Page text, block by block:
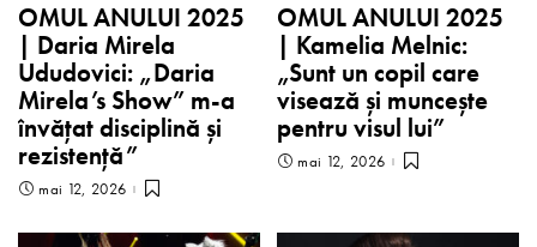
OMUL ANULUI 2025
| Daria Mirela
Ududovici: „Daria
Mirela’s Show” m-a
învățat disciplină și
rezistență”
mai 12, 2026
OMUL ANULUI 2025
| Kamelia Melnic:
„Sunt un copil care
visează și muncește
pentru visul lui”
mai 12, 2026